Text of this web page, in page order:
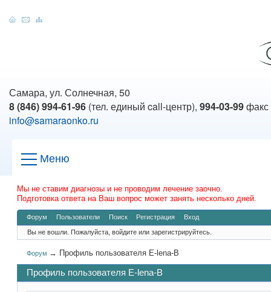
Самара, ул. Солнечная, 50
8 (846) 994-61-96 (тел. единый call-центр), 994-03-99факс
info@samaraonko.ru
Меню
Мы не ставим диагнозы и не проводим лечение заочно.
Подготовка ответа на Ваш вопрос может занять несколько дней.
Форум Пользователи Поиск Регистрация Вход
Вы не вошли. Пожалуйста, войдите или зарегистрируйтесь.
Форум → Профиль пользователя E-lena-B
Профиль пользователя E-lena-B